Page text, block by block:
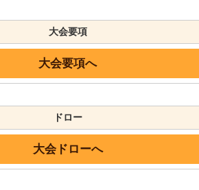
大会要項
大会要項へ
ドロー
大会ドローへ